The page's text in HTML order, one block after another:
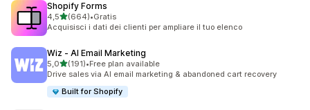
Shopify Forms
4,5stelle su 5
(664)
664 recensioni totali
•Gratis
Acquisisci i dati dei clienti per ampliare il tuo elenco
Wiz ‑ AI Email Marketing
5,0stelle su 5
(191)
191 recensioni totali
•Free plan available
Drive sales via AI email marketing & abandoned cart recovery
Built for Shopify